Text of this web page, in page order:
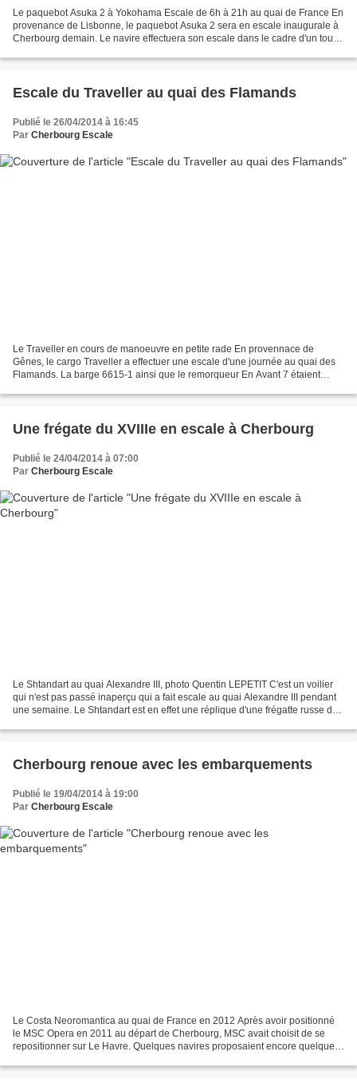
Le paquebot Asuka 2 à Yokohama Escale de 6h à 21h au quai de France En
provenance de Lisbonne, le paquebot Asuka 2 sera en escale inaugurale à
Cherbourg demain. Le navire effectuera son escale dans le cadre d'un tour
Escale du Traveller au quai des Flamands
Publié le 26/04/2014 à 16:45
Par Cherbourg Escale
Le Traveller en cours de manoeuvre en petite rade En provennace de
Gênes, le cargo Traveller a effectuer une escale d'une journée au quai des
Flamands. La barge 6615-1 ainsi que le remorqueur En Avant 7 étaient
Une frégate du XVIIIe en escale à Cherbourg
Publié le 24/04/2014 à 07:00
Par Cherbourg Escale
Le Shtandart au quai Alexandre III, photo Quentin LEPETIT C'est un voilier
qui n'est pas passé inaperçu qui a fait escale au quai Alexandre III pendant
une semaine. Le Shtandart est en effet une réplique d'une frégatte russe du
Cherbourg renoue avec les embarquements
Publié le 19/04/2014 à 19:00
Par Cherbourg Escale
Le Costa Neoromantica au quai de France en 2012 Après avoir positionné
le MSC Opera en 2011 au départ de Cherbourg, MSC avait choisit de se
repositionner sur Le Havre. Quelques navires proposaient encore quelques